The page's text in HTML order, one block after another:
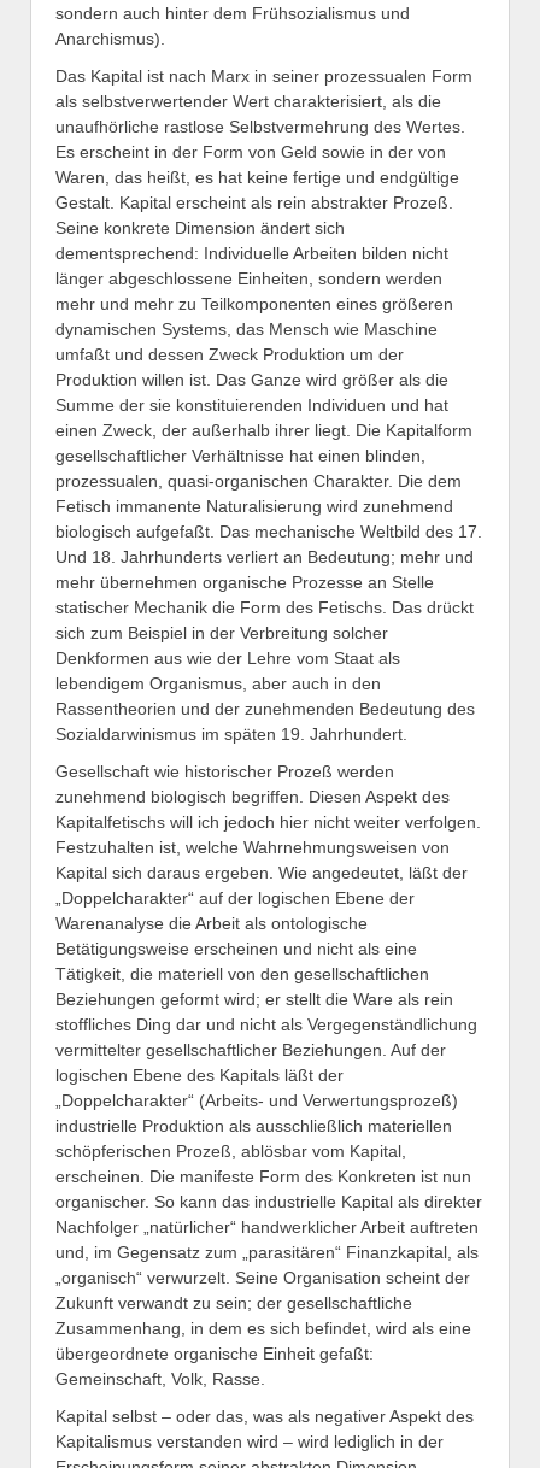
sondern auch hinter dem Frühsozialismus und
Anarchismus).
Das Kapital ist nach Marx in seiner prozessualen Form
als selbstverwertender Wert charakterisiert, als die
unaufhörliche rastlose Selbstvermehrung des Wertes.
Es erscheint in der Form von Geld sowie in der von
Waren, das heißt, es hat keine fertige und endgültige
Gestalt. Kapital erscheint als rein abstrakter Prozeß.
Seine konkrete Dimension ändert sich
dementsprechend: Individuelle Arbeiten bilden nicht
länger abgeschlossene Einheiten, sondern werden
mehr und mehr zu Teilkomponenten eines größeren
dynamischen Systems, das Mensch wie Maschine
umfaßt und dessen Zweck Produktion um der
Produktion willen ist. Das Ganze wird größer als die
Summe der sie konstituierenden Individuen und hat
einen Zweck, der außerhalb ihrer liegt. Die Kapitalform
gesellschaftlicher Verhältnisse hat einen blinden,
prozessualen, quasi-organischen Charakter. Die dem
Fetisch immanente Naturalisierung wird zunehmend
biologisch aufgefaßt. Das mechanische Weltbild des 17.
Und 18. Jahrhunderts verliert an Bedeutung; mehr und
mehr übernehmen organische Prozesse an Stelle
statischer Mechanik die Form des Fetischs. Das drückt
sich zum Beispiel in der Verbreitung solcher
Denkformen aus wie der Lehre vom Staat als
lebendigem Organismus, aber auch in den
Rassentheorien und der zunehmenden Bedeutung des
Sozialdarwinismus im späten 19. Jahrhundert.
Gesellschaft wie historischer Prozeß werden
zunehmend biologisch begriffen. Diesen Aspekt des
Kapitalfetischs will ich jedoch hier nicht weiter verfolgen.
Festzuhalten ist, welche Wahrnehmungsweisen von
Kapital sich daraus ergeben. Wie angedeutet, läßt der
„Doppelcharakter“ auf der logischen Ebene der
Warenanalyse die Arbeit als ontologische
Betätigungsweise erscheinen und nicht als eine
Tätigkeit, die materiell von den gesellschaftlichen
Beziehungen geformt wird; er stellt die Ware als rein
stoffliches Ding dar und nicht als Vergegenständlichung
vermittelter gesellschaftlicher Beziehungen. Auf der
logischen Ebene des Kapitals läßt der
„Doppelcharakter“ (Arbeits- und Verwertungsprozeß)
industrielle Produktion als ausschließlich materiellen
schöpferischen Prozeß, ablösbar vom Kapital,
erscheinen. Die manifeste Form des Konkreten ist nun
organischer. So kann das industrielle Kapital als direkter
Nachfolger „natürlicher“ handwerklicher Arbeit auftreten
und, im Gegensatz zum „parasitären“ Finanzkapital, als
„organisch“ verwurzelt. Seine Organisation scheint der
Zukunft verwandt zu sein; der gesellschaftliche
Zusammenhang, in dem es sich befindet, wird als eine
übergeordnete organische Einheit gefaßt:
Gemeinschaft, Volk, Rasse.
Kapital selbst – oder das, was als negativer Aspekt des
Kapitalismus verstanden wird – wird lediglich in der